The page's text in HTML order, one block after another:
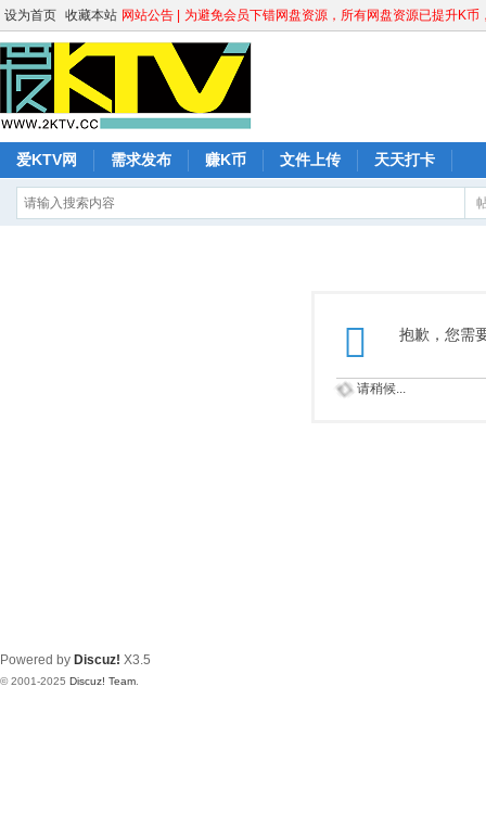
设为首页 收藏本站 网站公告 | 为避免会员下错网盘资源，所有网盘资源已提升K
爱KTV网 需求发布 赚K币 文件上传 天天打卡
抱歉，您需
请稍候...
Powered by Discuz! X3.5
© 2001-2025 Discuz! Team